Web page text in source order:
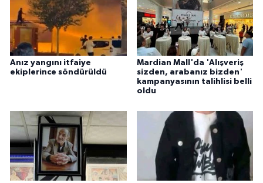
Anız yangını itfaiye
ekiplerince söndürüldü
Mardian Mall'da 'Alışveriş
sizden, arabanız bizden'
kampanyasının talihlisi belli
oldu
SPOR HABERLERİ
TEKNOLOJİ
YAŞAM
YEREL